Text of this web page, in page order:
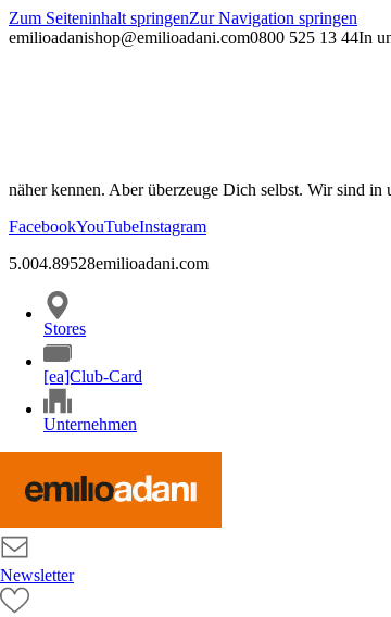
Zum Seiteninhalt springenZur Navigation springen
emilioadanishop@emilioadani.com0800 525 13 44In
näher kennen. Aber überzeuge Dich selbst. Wir sind
FacebookYouTubeInstagram
5.004.89528emilioadani.com
Stores
[ea]Club-Card
Unternehmen
Newsletter